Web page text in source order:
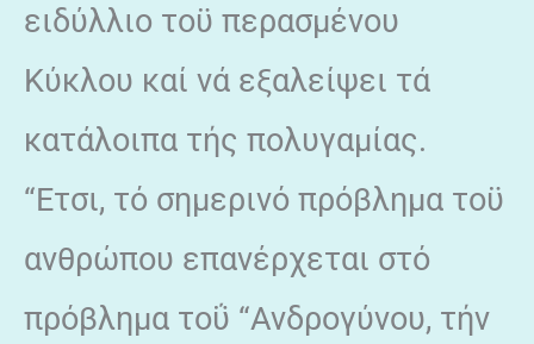
ειδύλλιο τοϋ περασμένου
Κύκλου καί νά εξαλείψει τά
κατάλοιπα τής πολυγαμίας.
“Ετσι, τό σημερινό πρόβλημα τοϋ
ανθρώπου επανέρχεται στό
πρόβλημα τοΰ “Ανδρογύνου, τήν